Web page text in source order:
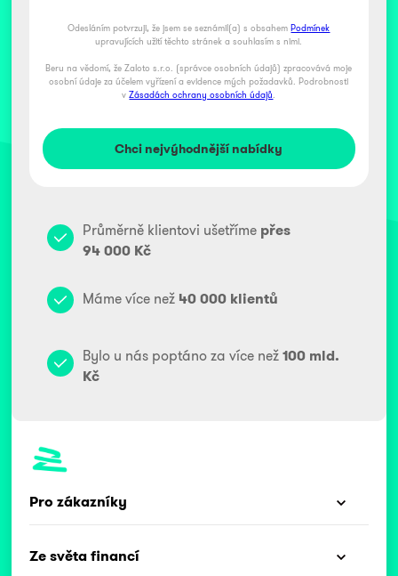
Odesláním potvrzuji, že jsem se seznámil(a) s obsahemPodmínek
upravujících užití těchto stránek a souhlasím s nimi.
Beru na vědomí, že Zaloto s.r.o. (správce osobních údajů) zpracovává moje
osobní údaje za účelem vyřízení a evidence mých požadavků. Podrobnosti
vZásadách ochrany osobních údajů
Průměrně klientovi ušetříme přes
94 000 Kč
Máme více než 40 000 klientů
Bylo u nás poptáno za více než 100 mld.
Kč
Pro zákazníky
Ze světa financí